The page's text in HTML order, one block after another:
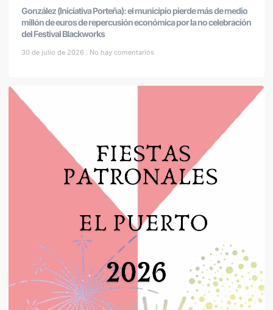
González (Iniciativa Porteña): el municipio pierde más de medio
millón de euros de repercusión económica por la no celebración
del Festival Blackworks
30 de julio de 2026 No hay comentarios